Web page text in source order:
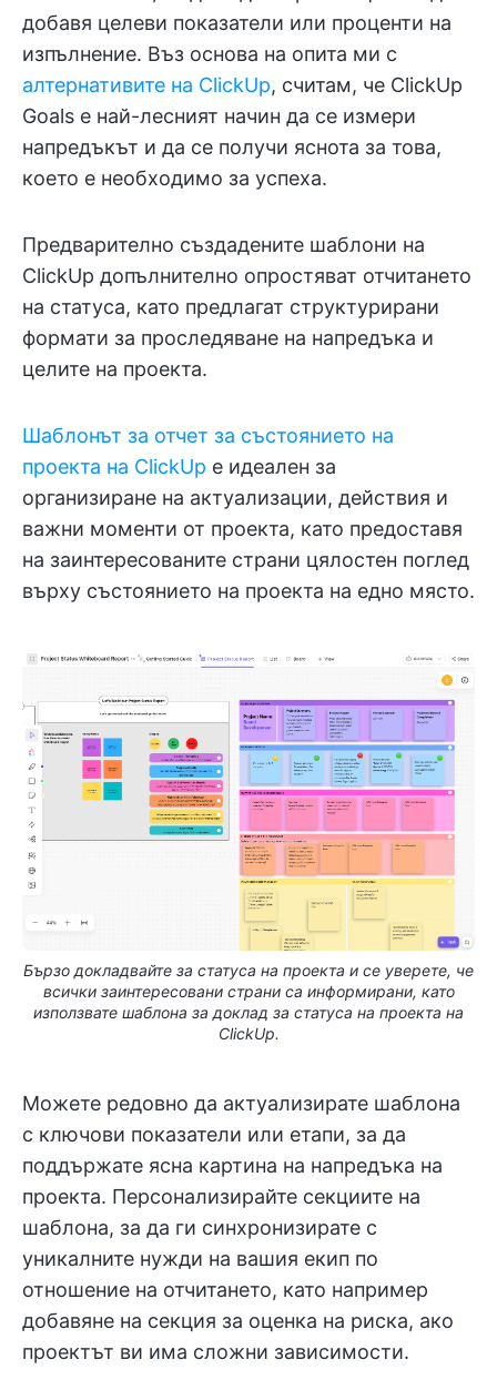
добавя целеви показатели или проценти на
изпълнение. Въз основа на опита ми с
алтернативите на ClickUp, считам, че ClickUp
Goals е най-лесният начин да се измери
напредъкът и да се получи яснота за това,
което е необходимо за успеха.
Предварително създадените шаблони на
ClickUp допълнително опростяват отчитането
на статуса, като предлагат структурирани
формати за проследяване на напредъка и
целите на проекта.
Шаблонът за отчет за състоянието на
проекта на ClickUp е идеален за
организиране на актуализации, действия и
важни моменти от проекта, като предоставя
на заинтересованите страни цялостен поглед
върху състоянието на проекта на едно място.
Бързо докладвайте за статуса на проекта и се уверете, че
всички заинтересовани страни са информирани, като
използвате шаблона за доклад за статуса на проекта на
ClickUp.
Можете редовно да актуализирате шаблона
с ключови показатели или етапи, за да
поддържате ясна картина на напредъка на
проекта. Персонализирайте секциите на
шаблона, за да ги синхронизирате с
уникалните нужди на вашия екип по
отношение на отчитането, като например
добавяне на секция за оценка на риска, ако
проектът ви има сложни зависимости.